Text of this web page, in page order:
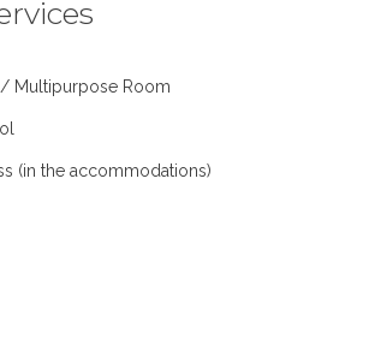
/ Multipurpose Room
(in the accommodations)